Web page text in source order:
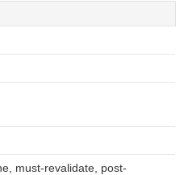
must-revalidate, post-